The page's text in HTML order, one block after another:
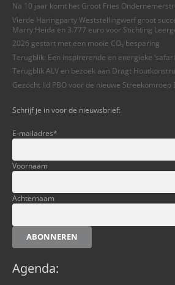
Na 10 jaar komt het Groot Fries
Vierde Haringparty Weststellingwerf groot
Marry Heida en 3.777 euro voor Stichting
2026 gestart met een mooie CO₂ besparing
Terugblik: Een inspirerende en energieke
Terugblik ALV en bezoek aan Dragt
Gezocht lid PBO voor de nieuwe Streekomroep
Schrijf je in voor de nieuwsbrief:
E-mailadres*
Voornaam
Achternaam
ABONNEREN
Agenda: